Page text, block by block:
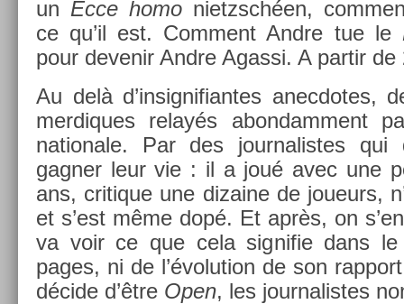
un Ecce homo nietzsché­en,
ce qu’il est. Com­ment Andre tue le
pour de­venir Andre Agas­si. A par­tir de
Au delà d’in­signifian­tes an­ec­dotes,
mer­diques relayés ab­on­dam­ment
nationale. Par des jour­nalis­tes qui
gagn­er leur vie : il a joué avec une
ans, critique une di­zaine de joueurs,
et s’est même dopé. Et après, on
va voir ce que cela sig­nifie dans
pages, ni de l’évolu­tion de son
décide d’être Open, les jour­nalis­tes